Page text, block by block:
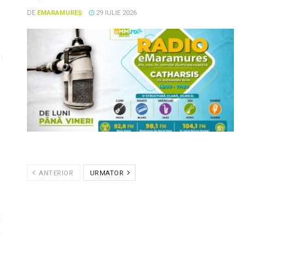
DE EMARAMUREȘ 29 IULIE 2026
ANTERIOR URMATOR